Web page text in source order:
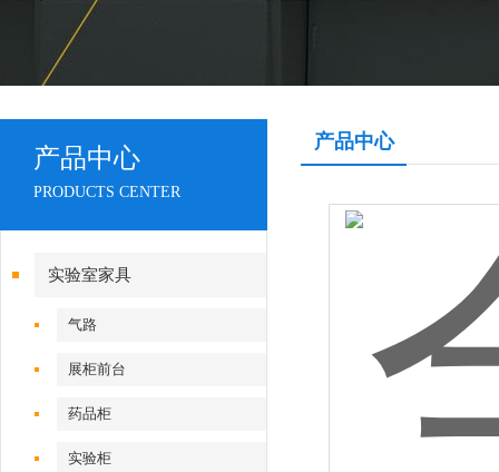
产品中心
PRODUCTS CENTER
实验室家具
气路
展柜前台
药品柜
实验柜
产品中心